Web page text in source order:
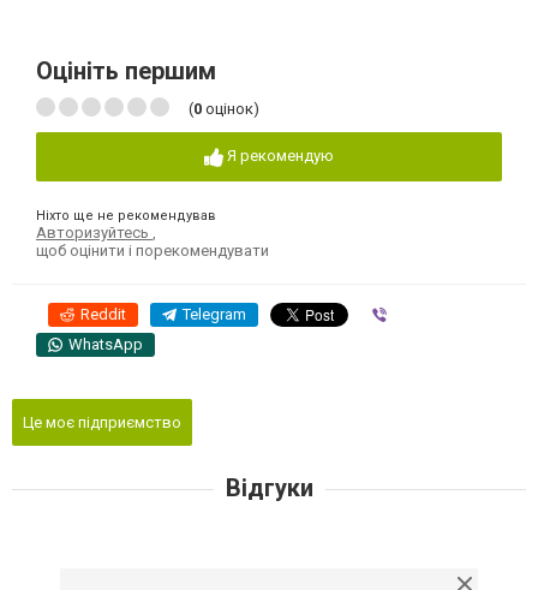
Оцініть першим
(0 оцінок)
Я рекомендую
Ніхто ще не рекомендував
Авторизуйтесь
щоб оцінити і порекомендувати
Reddit Telegram
WhatsApp
Це моє підприємство
Відгуки